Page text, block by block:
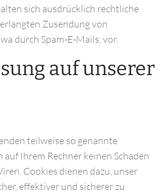
sich ausdrücklich rechtliche
Zusendung von
durch Spam-E-Mails, vor.
auf unserer
teilweise so genannte
Ihrem Rechner keinen Schaden
Cookies dienen dazu, unser
effektiver und sicherer zu